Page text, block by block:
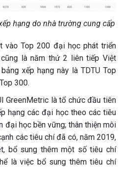
hạng do nhà trường cung cấp
vào Top 200 đại học phát triển
là năm thứ 2 liên tiếp Việt
xếp hạng này là TDTU Top
300.
GreenMetric là tổ chức đầu tiên
hạng các đại học theo các tiêu
đại học bền vững; thân thiện môi
các tiêu chí đã có, năm 2019,
bổ sung thêm một số tiêu chí
là việc bổ sung thêm tiêu chí